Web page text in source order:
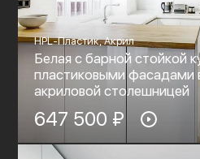
HPL-Пластик, Акрил
Белая с барной стойкой
пластиковыми фасадами
акриловой столешницей
647 500 ₽